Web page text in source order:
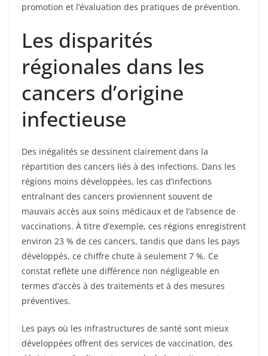
promotion et l’évaluation des pratiques de prévention.
Les disparités
régionales dans les
cancers d’origine
infectieuse
Des inégalités se dessinent clairement dans la
répartition des cancers liés à des infections. Dans les
régions moins développées, les cas d’infections
entraînant des cancers proviennent souvent de
mauvais accès aux soins médicaux et de l’absence de
vaccinations. À titre d’exemple, ces régions enregistrent
environ 23 % de ces cancers, tandis que dans les pays
développés, ce chiffre chute à seulement 7 %. Ce
constat reflète une différence non négligeable en
termes d’accès à des traitements et à des mesures
préventives.
Les pays où les infrastructures de santé sont mieux
développées offrent des services de vaccination, des